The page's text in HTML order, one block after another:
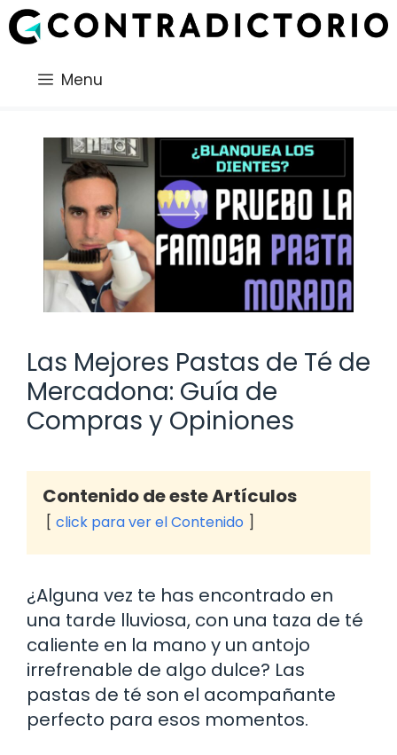
Saltar
al
Menu
Las Mejores Pastas de Té de
Mercadona: Guía de
Compras y Opiniones
Contenido de este Artículos
click para ver el Contenido
¿Alguna vez te has encontrado en
una tarde lluviosa, con una taza de té
caliente en la mano y un antojo
irrefrenable de algo dulce? Las
pastas de té son el acompañante
perfecto para esos momentos.